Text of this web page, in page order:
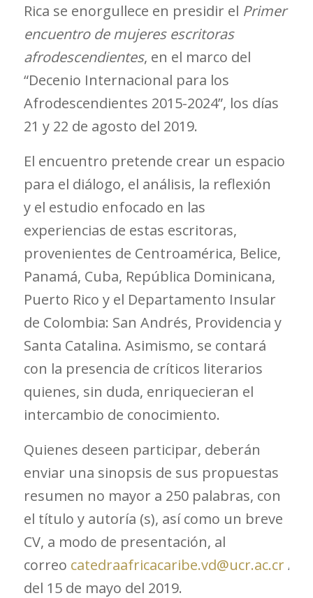
Rica se enorgullece en presidir el Primer
encuentro de mujeres escritoras
afrodescendientes, en el marco del
“Decenio Internacional para los
Afrodescendientes 2015-2024”, los días
21 y 22 de agosto del 2019.
El encuentro pretende crear un espacio
para el diálogo, el análisis, la reflexión
y el estudio enfocado en las
experiencias de estas escritoras,
provenientes de Centroamérica, Belice,
Panamá, Cuba, República Dominicana,
Puerto Rico y el Departamento Insular
de Colombia: San Andrés, Providencia y
Santa Catalina. Asimismo, se contará
con la presencia de críticos literarios
quienes, sin duda, enriquecieran el
intercambio de conocimiento.
Quienes deseen participar, deberán
enviar una sinopsis de sus propuestas
resumen no mayor a 250 palabras, con
el título y autoría (s), así como un breve
CV, a modo de presentación, al
correo catedraafricacaribe.vd@ucr.ac.cr/
del 15 de mayo del 2019.